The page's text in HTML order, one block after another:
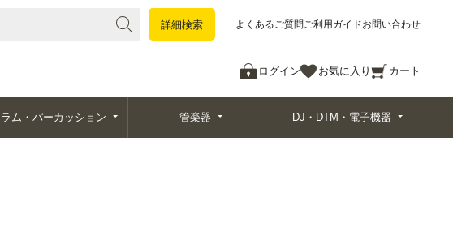
詳細検索 よくあるご質問ご利用ガイドお問い合わせ
ログイン お気に入り カート
詳細検索
ラム・パーカッション 管楽器 DJ・DTM・電子機器